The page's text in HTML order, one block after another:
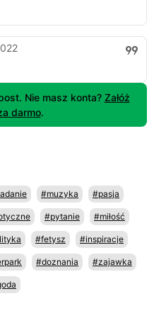
Nie masz konta? Załóż
darmo.
#muzyka #pasja
#pytanie #miłość
#fetysz #inspiracje
#doznania #zajawka